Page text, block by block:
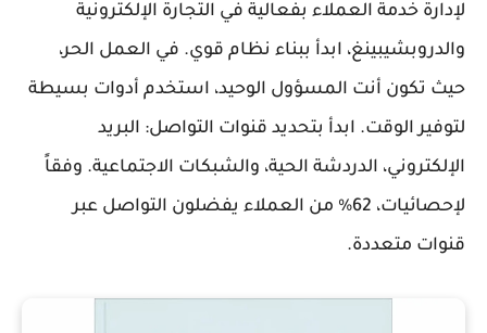
لإدارة خدمة العملاء بفعالية في التجارة الإلكترونية
والدروبشيبينغ، ابدأ ببناء نظام قوي. في العمل الحر،
حيث تكون أنت المسؤول الوحيد، استخدم أدوات بسيطة
لتوفير الوقت. ابدأ بتحديد قنوات التواصل: البريد
الإلكتروني، الدردشة الحية، والشبكات الاجتماعية. وفقاً
لإحصائيات، 62% من العملاء يفضلون التواصل عبر
قنوات متعددة.